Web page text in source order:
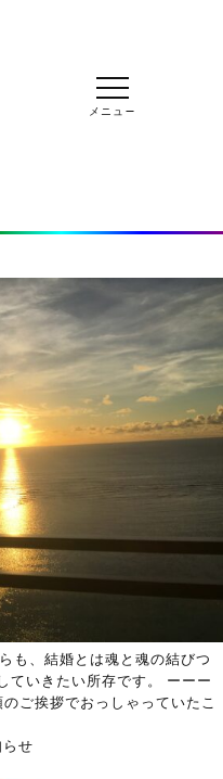
も、結婚とは魂と魂の結びつ
ていきたい所存です。 ーーー
ご挨拶でおっしゃっていたこ
せ